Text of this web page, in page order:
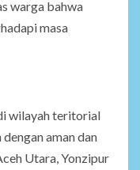
warga bahwa
masa
wilayah teritorial
aman dan
Utara, Yonzipur